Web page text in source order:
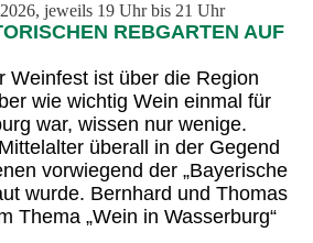
jeweils 19 Uhr bis 21 Uhr
REBGARTEN AUF
Weinfest ist über die Region
wie wichtig Wein einmal für
war, wissen nur wenige.
überall in der Gegend
vorwiegend der „Bayerische
wurde. Bernhard und Thomas
Thema „Wein in Wasserburg“